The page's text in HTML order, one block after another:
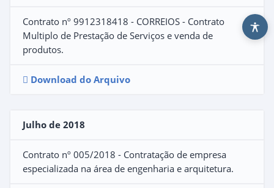
Contrato nº 9912318418 - CORREIOS - Contrato
Multiplo de Prestação de Serviços e venda de
produtos.
Download do Arquivo
Julho de 2018
Contrato nº 005/2018 - Contratação de empresa
especializada na área de engenharia e arquitetura.